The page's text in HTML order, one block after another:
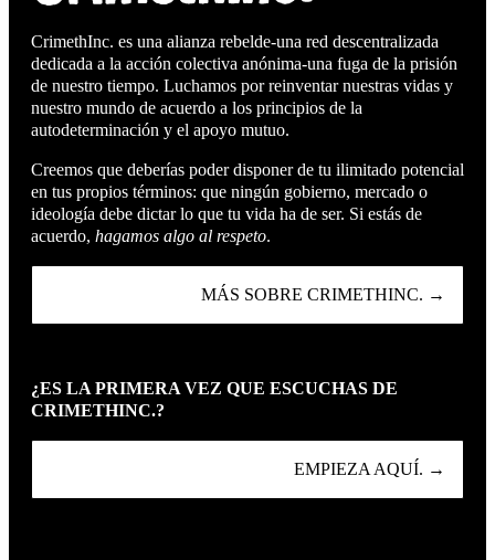
CrimethInc. es una alianza rebelde-una red descentralizada
dedicada a la acción colectiva anónima-una fuga de la prisión
de nuestro tiempo. Luchamos por reinventar nuestras vidas y
nuestro mundo de acuerdo a los principios de la
autodeterminación y el apoyo mutuo.
Creemos que deberías poder disponer de tu ilimitado potencial
en tus propios términos: que ningún gobierno, mercado o
ideología debe dictar lo que tu vida ha de ser. Si estás de
acuerdo, hagamos algo al respeto.
MÁS SOBRE CRIMETHINC. →
¿ES LA PRIMERA VEZ QUE ESCUCHAS DE
CRIMETHINC.?
EMPIEZA AQUÍ. →